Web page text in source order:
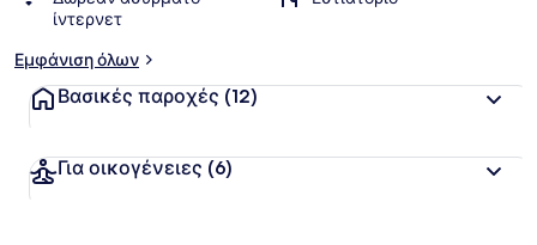
ίντερνετ
Εμφάνιση όλων
Βασικές παροχές (12)
Για οικογένειες (6)